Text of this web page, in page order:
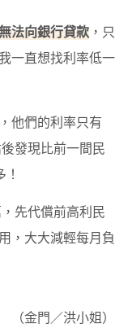
法向銀行貸款 ，只
一直想找利率低一
他們的利率只有
發現比前一間民
先代償前高利民
，大大減輕每月負
（金門／洪小姐）